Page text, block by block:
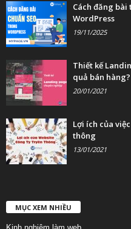
Cách đăng bài
WordPress
19/11/2025
Thiết kế
quả bán hàng?
20/01/2021
Lợi ích của
thông
13/01/2021
MỤC XEM NHIỀU